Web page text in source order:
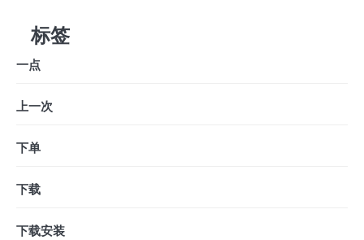
标签
一点
上一次
下单
下载
下载安装